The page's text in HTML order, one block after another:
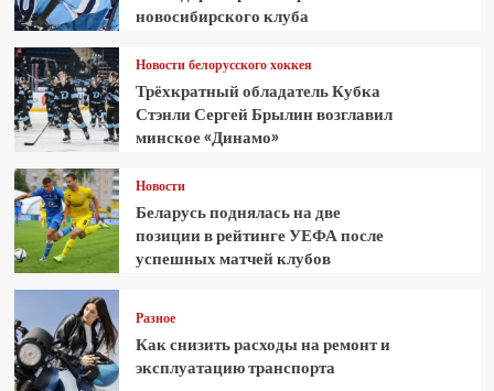
новосибирского клуба
Новости белорусского хоккея
Трёхкратный обладатель Кубка
Стэнли Сергей Брылин возглавил
минское «Динамо»
Новости
Беларусь поднялась на две
позиции в рейтинге УЕФА после
успешных матчей клубов
Разное
Как снизить расходы на ремонт и
эксплуатацию транспорта